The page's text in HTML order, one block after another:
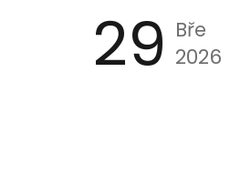
29 Bře
2026